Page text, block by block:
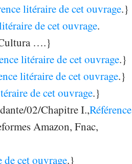
litéraire de cet ouvrage.}
de cet ouvrage.
Cultura ….}
litéraire de cet ouvrage.}
litéraire de cet ouvrage.}
de cet ouvrage.}
02/Chapitre I.,Référence
Amazon, Fnac,
de cet ouvrage.}